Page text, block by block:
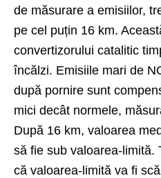
de măsurare a emisiilor,
pe cel puțin 16 km.
convertizorului catalitic
încălzi. Emisiile mari de
după pornire sunt
mici decât normele,
După 16 km, valoarea
să fie sub valoarea-limită.
că valoarea-limită va fi